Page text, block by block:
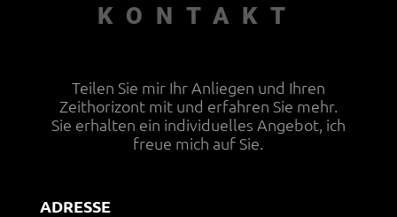
KONTAKT
Teilen Sie mir Ihr Anliegen und Ihren
Zeithorizont mit und erfahren Sie mehr.
Sie erhalten ein individuelles Angebot, ich
freue mich auf Sie.
ADRESSE